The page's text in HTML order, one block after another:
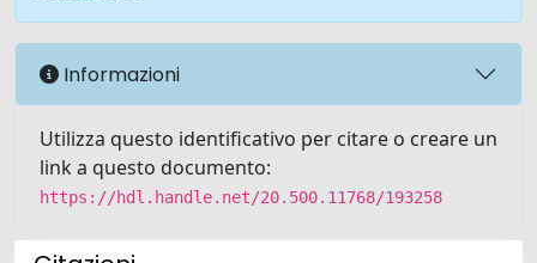
Informazioni
Utilizza questo identificativo per citare o creare un
link a questo documento:
https://hdl.handle.net/20.500.11768/193258